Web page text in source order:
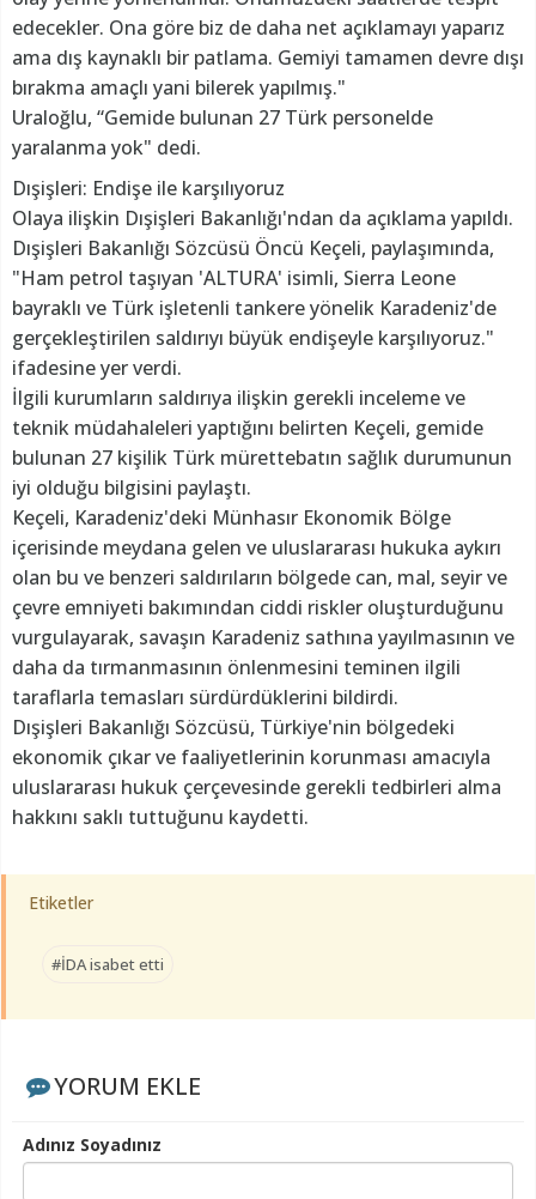
edecekler. Ona göre biz de daha net açıklamayı yaparız
ama dış kaynaklı bir patlama. Gemiyi tamamen devre dışı
bırakma amaçlı yani bilerek yapılmış."
Uraloğlu, “Gemide bulunan 27 Türk personelde
yaralanma yok" dedi.
Dışişleri: Endişe ile karşılıyoruz
Olaya ilişkin Dışişleri Bakanlığı'ndan da açıklama yapıldı.
Dışişleri Bakanlığı Sözcüsü Öncü Keçeli, paylaşımında,
"Ham petrol taşıyan 'ALTURA' isimli, Sierra Leone
bayraklı ve Türk işletenli tankere yönelik Karadeniz'de
gerçekleştirilen saldırıyı büyük endişeyle karşılıyoruz."
ifadesine yer verdi.
İlgili kurumların saldırıya ilişkin gerekli inceleme ve
teknik müdahaleleri yaptığını belirten Keçeli, gemide
bulunan 27 kişilik Türk mürettebatın sağlık durumunun
iyi olduğu bilgisini paylaştı.
Keçeli, Karadeniz'deki Münhasır Ekonomik Bölge
içerisinde meydana gelen ve uluslararası hukuka aykırı
olan bu ve benzeri saldırıların bölgede can, mal, seyir ve
çevre emniyeti bakımından ciddi riskler oluşturduğunu
vurgulayarak, savaşın Karadeniz sathına yayılmasının ve
daha da tırmanmasının önlenmesini teminen ilgili
taraflarla temasları sürdürdüklerini bildirdi.
Dışişleri Bakanlığı Sözcüsü, Türkiye'nin bölgedeki
ekonomik çıkar ve faaliyetlerinin korunması amacıyla
uluslararası hukuk çerçevesinde gerekli tedbirleri alma
hakkını saklı tuttuğunu kaydetti.
Etiketler
#İDA isabet etti
YORUM EKLE
Adınız Soyadınız